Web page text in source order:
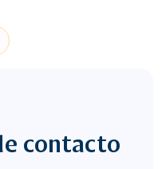
contacto